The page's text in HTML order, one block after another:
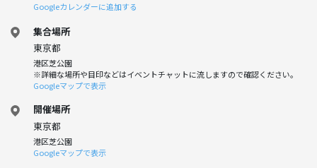
Googleカレンダーに追加する
集合場所
東京都
港区芝公園
※詳細な場所や目印などはイベントチャットに流しますので確認ください。
Googleマップで表示
開催場所
東京都
港区芝公園
Googleマップで表示